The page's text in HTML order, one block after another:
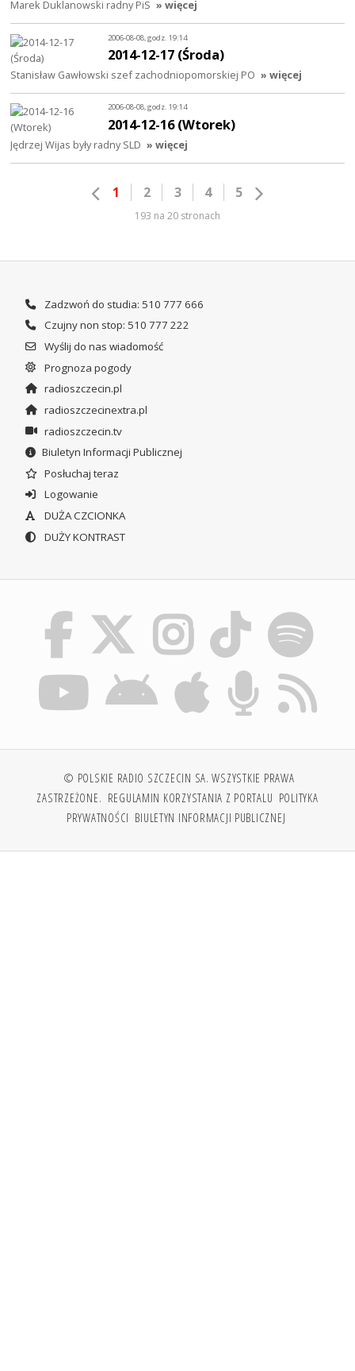
Marek Duklanowski radny PiS » więcej
2006-08-08, godz. 19:14
2014-12-17 (Środa)
Stanisław Gawłowski szef zachodniopomorskiej PO » więcej
2006-08-08, godz. 19:14
2014-12-16 (Wtorek)
Jędrzej Wijas były radny SLD » więcej
1 2 3 4 5
193 na 20 stronach
Zadzwoń do studia: 510 777 666
Czujny non stop: 510 777 222
Wyślij do nas wiadomość
Prognoza pogody
radioszczecin.pl
radioszczecinextra.pl
radioszczecin.tv
Biuletyn Informacji Publicznej
Posłuchaj teraz
Logowanie
DUŻA CZCIONKA
DUŻY KONTRAST
© POLSKIE RADIO SZCZECIN SA. WSZYSTKIE PRAWA
ZASTRZEŻONE. REGULAMIN KORZYSTANIA Z PORTALU POLITYKA
PRYWATNOŚCI BIULETYN INFORMACJI PUBLICZNEJ